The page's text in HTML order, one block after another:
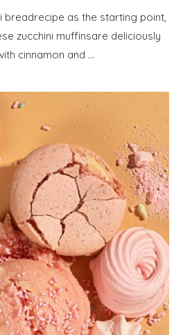
breadrecipe as the starting point,
zucchini muffinsare deliciously
cinnamon and …